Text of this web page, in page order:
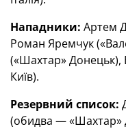
Нападники: Артем
Роман Яремчук
(«Шахтар» Донецьк),
Київ).
Резервний список:
(обидва — «Шахтар»